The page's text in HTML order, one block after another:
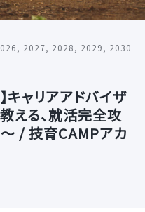
2027, 2028, 2029, 2030
キャリアアドバイザ
える、就活完全攻
/ 技育CAMPアカ